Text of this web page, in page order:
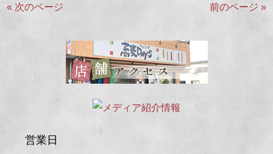
« 次のページ 前のページ »
営業日